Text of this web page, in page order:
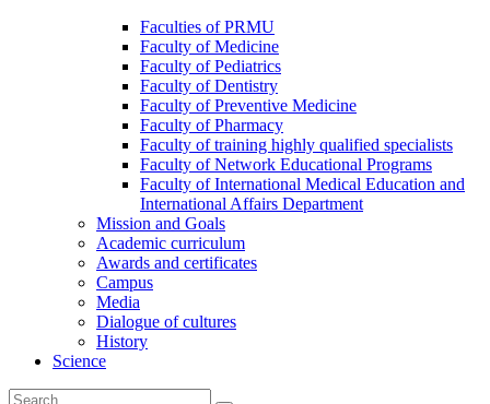
Faculties of PRMU
Faculty of Medicine
Faculty of Pediatrics
Faculty of Dentistry
Faculty of Preventive Medicine
Faculty of Pharmacy
Faculty of training highly qualified specialists
Faculty of Network Educational Programs
Faculty of International Medical Education and
International Affairs Department
Mission and Goals
Academic curriculum
Awards and certificates
Campus
Media
Dialogue of cultures
History
Science